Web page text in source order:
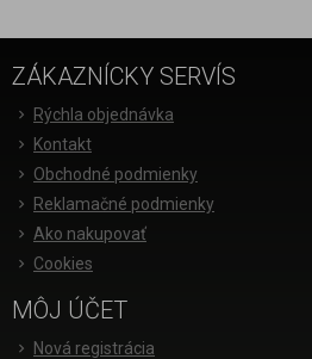
ZÁKAZNÍCKY SERVÍS
Rýchla objednávka
Kontakt
Obchodné podmienky
Reklamačné podmienky
Ako nakupovať
Cookies
MÔJ ÚČET
Nová registrácia